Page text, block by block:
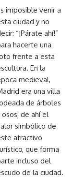
imposible venir a
ciudad y no
“¡Párate ahí!”
hacerte una
frente a esta
En la
medieval,
era una villa
de árboles
osos; de ahí el
simbólico de
atractivo
que forma
incluso del
de la ciudad.